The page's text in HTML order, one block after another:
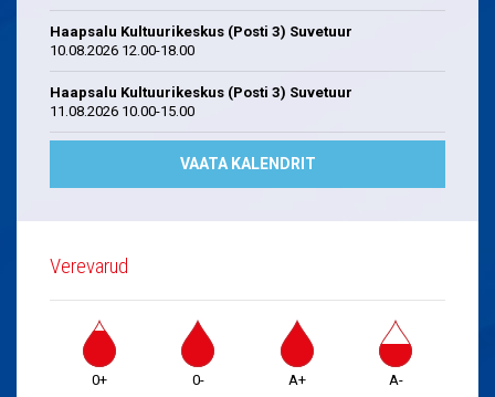
Haapsalu Kultuurikeskus (Posti 3) Suvetuur
10.08.2026 12.00-18.00
Haapsalu Kultuurikeskus (Posti 3) Suvetuur
11.08.2026 10.00-15.00
VAATA KALENDRIT
Verevarud
0+ 0- A+ A-